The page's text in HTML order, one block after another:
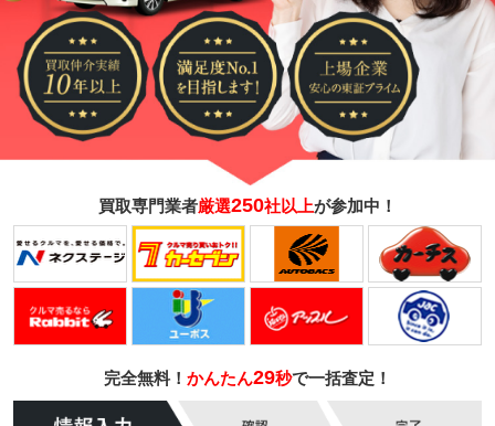
買取専門業者厳選250社以上が参加中！
完全無料！ かんたん29秒で一括査定！